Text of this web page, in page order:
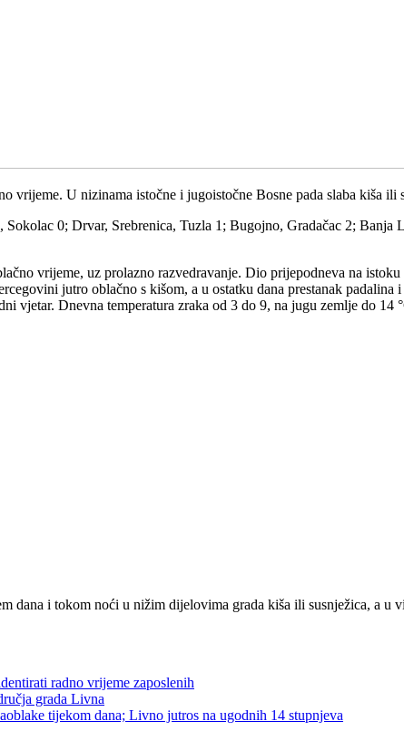
vrijeme. U nizinama istočne i jugoistočne Bosne pada slaba kiša
Sokolac 0; Drvar, Srebrenica, Tuzla 1; Bugojno, Gradačac 2;
vrijeme, uz prolazno razvedravanje. Dio prijepodneva na
jutro oblačno s kišom, a u ostatku dana prestanak
vjetar. Dnevna temperatura zraka od 3 do 9, na jugu zemlje do 14
dana i tokom noći u nižim dijelovima grada kiša ili susnježica, a u
radno vrijeme zaposlenih
grada Livna
tijekom dana; Livno jutros na ugodnih 14 stupnjeva